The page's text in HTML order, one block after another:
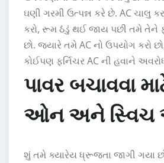
ઘણી ગરમી ઉત્પન્ન કરે છે. AC ચાલુ
કરો, રૂમ ઠંડું થઈ જાય પછી તમે તેને
છો. જ્યારે તમે AC નો ઉપયોગ કરો
કોઈપણ ફર્નિચર AC ની હવાને
પાવર બચાવવા
ઓન અને સ્વિચ
શું તમે ક્યારેય ધ્રૂજતા જાગી ગયા